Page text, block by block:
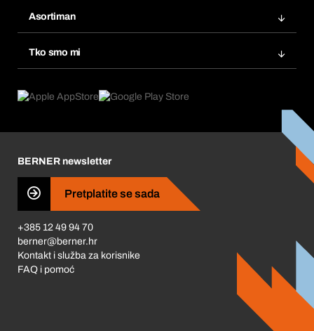
Popisi želja
Ponovno naručivanje
Pretplate
Tražitelji proizvoda
Asortiman
Tko smo mi
Što nas pokreće
Business Conduct
BERNER newsletter
Pretplatite se sada
+385 12 49 94 70
berner@berner.hr
Kontakt i služba za korisnike
FAQ i pomoć